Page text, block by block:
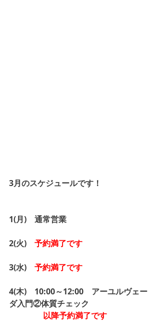
3月のスケジュールです！
1(月)　通常営業
2(火) 予約満了です
3(水) 予約満了です
4(木)　10:00～12:00　アーユルヴェー
ダ入門②体質チェック
以降予約満了です